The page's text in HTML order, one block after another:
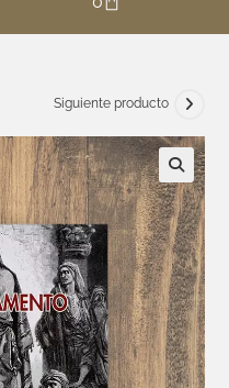
Siguiente producto